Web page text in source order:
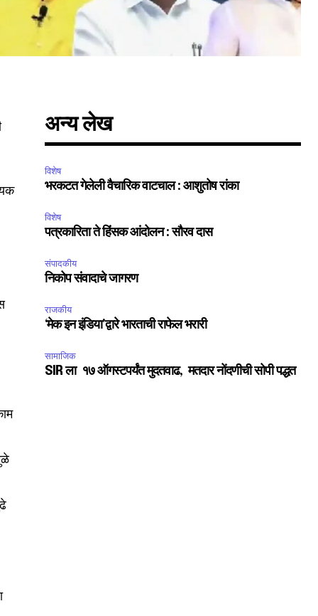
अन्य लेख
विशेष
भरकटत गेलेली वैचारिक वाटचाल : आशुतोष रांका
विशेष
पत्रकारिता ते हिंसक आंदोलन : सौरव दास
संपादकीय
निकोप संवादाचे जागरण
राजकीय
‘मेक इन इंडिया’द्वारे भारताची राफेल भरारी
सामाजिक
SIR ला १७ ऑगस्टपर्यंत मुदतवाढ, मतदार नोंदणीची सोपी पद्धत